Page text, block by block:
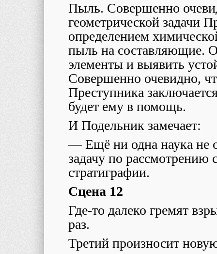
Пыль. Совершенно
геометрической задачи
определением
пыль на составляющие.
элементы и выявить
Совершенно очевидно,
Преступника
будет ему в помощь.
И Подельник замечает:
— Ещё ни одна наука не
задачу по рассмотрению
стратиграфии.
Сцена 12
Где-то далеко гремят
раз.
Третий произносит